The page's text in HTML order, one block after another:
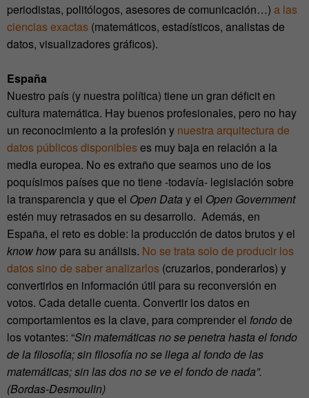
periodistas, politólogos, asesores de comunicación…) a las
ciencias exactas (matemáticos, estadísticos, analistas de
datos, visualizadores gráficos).
España
Nuestro país (y nuestra política) tiene un gran déficit en
cultura matemática. Hay buenos profesionales, pero no hay
un reconocimiento a la profesión y nuestra arquitectura de
datos públicos disponibleses muy baja en relación a la
media europea. No es extraño que seamos uno de los
poquísimos países que no tiene -todavía- legislación sobre
la transparencia y que el Open Data y el Open Government
estén muy retrasados en su desarrollo. Además, en
España, el reto es doble: la producción de datos brutos y el
know how para su análisis. No se trata solo de producir los
datos sino de saber analizarlos (cruzarlos, ponderarlos) y
convertirlos en información útil para su reconversión en
votos. Cada detalle cuenta. Convertir los datos en
comportamientos es la clave, para comprender el fondode
los votantes: “Sin matemáticas no se penetra hasta el fondo
de la filosofía; sin filosofía no se llega al fondo de las
matemáticas; sin las dos no se ve el fondo de nada”.
(Bordas-Desmoulin)